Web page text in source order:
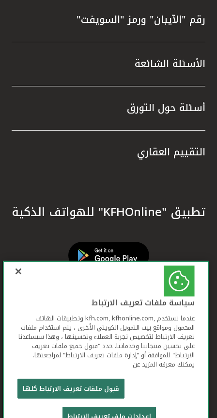
رقم "الآيبان" ورمز "السويفت"
الأسئلة الشائعة
أسئلة حول التورق
التقييم العقاري
تطبيق "KFHOnline" للهواتف الذكية
بيت التمويل الكويتي جميع الحقوق محفوظة © 2026
شروط وأحكام استخدام الموقع الإلكتروني
سياسة ملفات تعريف الارتباط
عندما تستخدم ,kfh.com, kfhonline.com وتطبيقات الهاتف
المحمول ومواقع بيت التمويل الكويتي الأخرى ، يتم استخدام ملفات
تعريف الارتباط لتخصيص تجربة العملاء وتحسينها ، وهذا سيساعدنا
على تحسين منتجاتنا وخدماتنا. حدد "قبول جميع ملفات تعريف
الارتباط" للموافقة أو "إدارة ملفات تعريف الارتباط" لمراجعتها.
يمكنك معرفة المزيد عن
قبول ملفات تعريف الارتباط كلها